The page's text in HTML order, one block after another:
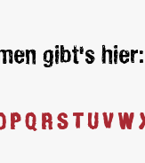
gibt's hier:
PQ R S TU V W